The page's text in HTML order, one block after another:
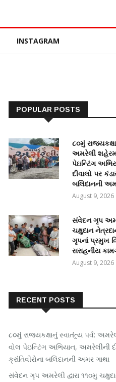
INSTAGRAM
POPULAR POSTS
૮૦મું
અમરેલી
પેઇન્ટિંગ
દીવાલો પર
બલિદાનની
August 9, 2026
સંવેદન ગૃપ
ચક્ષુદાન
ગૃપનાં પ્રમુખ
સરાહનીય
August 9, 2026
RECENT POSTS
૮૦મું રાજ્યકક્ષાનું સ્વાતંત્ર્ય પર્વ:
વોલ પેઇન્ટિંગ અભિયાન, અમરેલીની
ક્રાંતિવીરોના બલિદાનની અમર ગાથા
સંવેદન ગૃપ અમરેલી દ્વારા ૧૧૦મુ